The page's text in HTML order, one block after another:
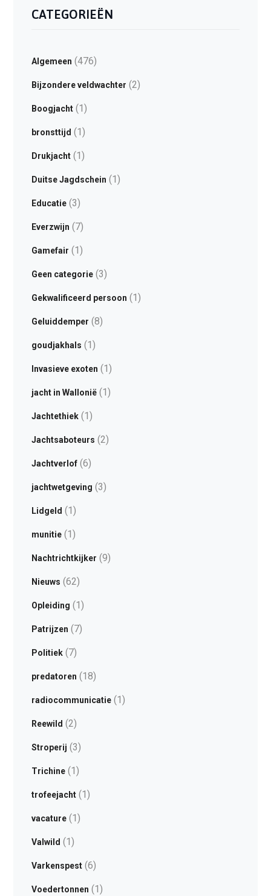
CATEGORIEËN
Algemeen (476)
Bijzondere veldwachter (2)
Boogjacht(1)
bronsttijd (1)
Drukjacht(1)
Duitse Jagdschein (1)
Educatie(3)
Everzwijn (7)
Gamefair (1)
Geen categorie(3)
Gekwalificeerd persoon (1)
Geluiddemper (8)
goudjakhals (1)
Invasieve exoten (1)
jacht in Wallonië(1)
Jachtethiek(1)
Jachtsaboteurs (2)
Jachtverlof(6)
jachtwetgeving (3)
Lidgeld (1)
munitie(1)
Nachtrichtkijker (9)
Nieuws (62)
Opleiding (1)
Patrijzen (7)
Politiek(7)
predatoren (18)
radiocommunicatie(1)
Reewild (2)
Stroperij (3)
Trichine(1)
trofeejacht(1)
vacature(1)
Valwild (1)
Varkenspest(6)
Voedertonnen (1)